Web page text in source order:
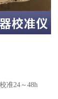
准24～48h